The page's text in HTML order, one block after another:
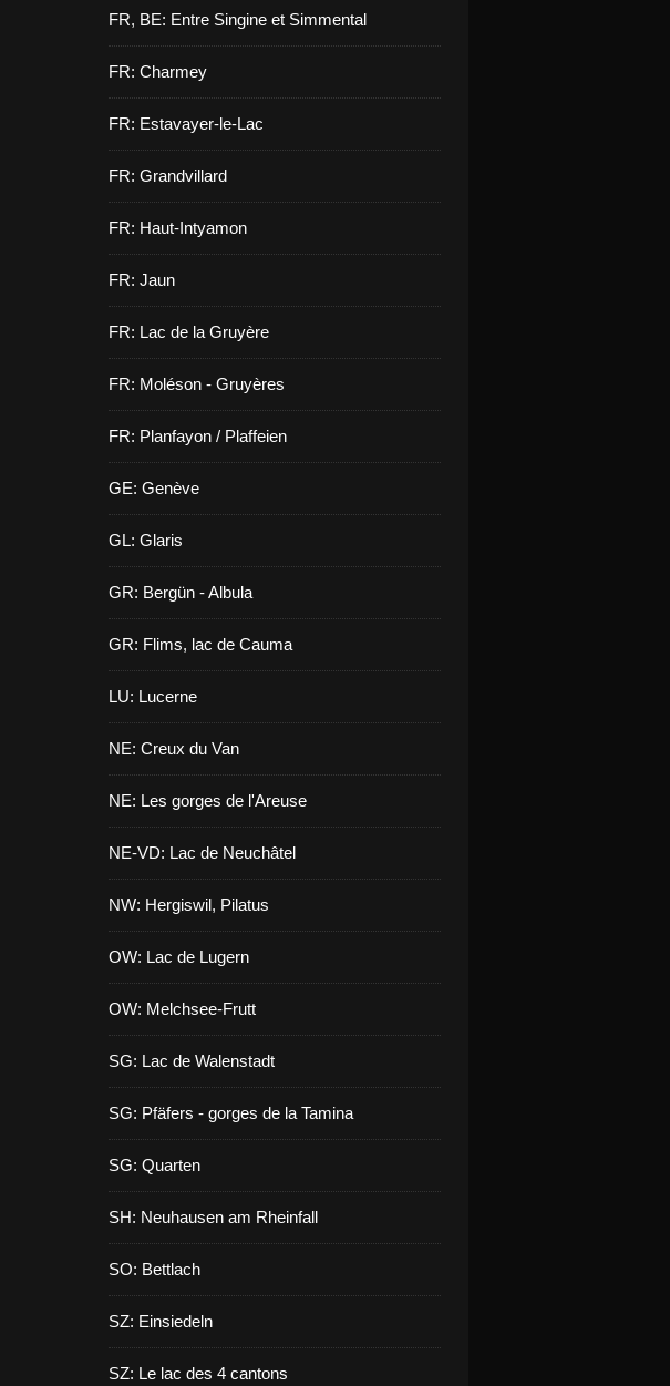
FR, BE: Entre Singine et Simmental
FR: Charmey
FR: Estavayer-le-Lac
FR: Grandvillard
FR: Haut-Intyamon
FR: Jaun
FR: Lac de la Gruyère
FR: Moléson - Gruyères
FR: Planfayon / Plaffeien
GE: Genève
GL: Glaris
GR: Bergün - Albula
GR: Flims, lac de Cauma
LU: Lucerne
NE: Creux du Van
NE: Les gorges de l'Areuse
NE-VD: Lac de Neuchâtel
NW: Hergiswil, Pilatus
OW: Lac de Lugern
OW: Melchsee-Frutt
SG: Lac de Walenstadt
SG: Pfäfers - gorges de la Tamina
SG: Quarten
SH: Neuhausen am Rheinfall
SO: Bettlach
SZ: Einsiedeln
SZ: Le lac des 4 cantons